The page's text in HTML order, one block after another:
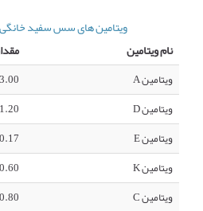
ویتامین های سس سفید
نام ویتامین
مقدار
ویتامین A
73.00
ویتامین D
1.20 میکروگرم
ویتامین E
0.17 میلی گرم
ویتامین K
0.60 میکروگرم
ویتامین C
0.80 میلی گرم